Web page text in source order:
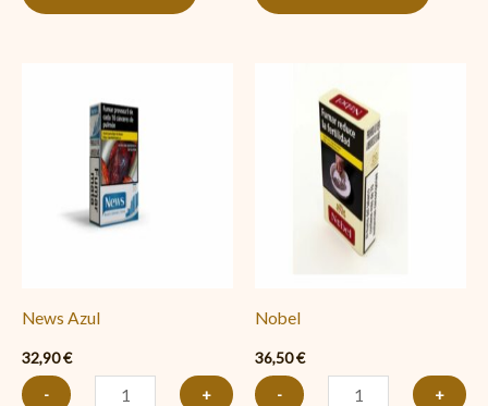
News Azul
32,90€
-
Azul
cantidad
+
Nobel
36,50€
-
cantidad
+